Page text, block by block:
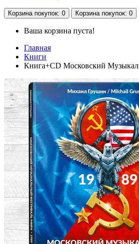
Корзина покупок: 0 Корзина покупок: 0
Ваша корзина пуста!
Главная
Книги
Книга+CD Московский